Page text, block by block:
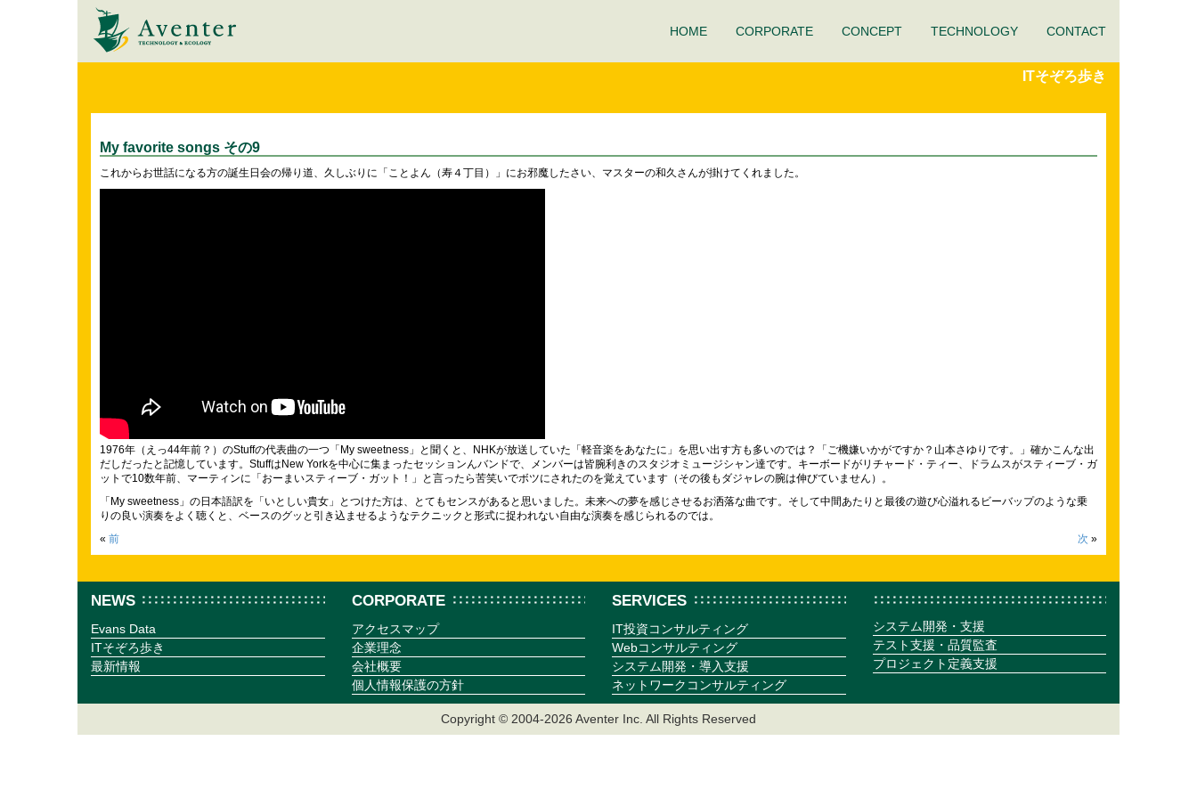
HOME CORPORATE CONCEPT TECHNOLOGY CONTACT
ITそぞろ歩き
My favorite songs その9
これからお世話になる方の誕生日会の帰り道、久しぶりに「ことよん（寿４丁目）」にお邪魔したさい、マスターの和久さんが掛けてくれました。
1976年（えっ44年前？）のStuffの代表曲の一つ「My sweetness」と聞くと、NHKが放送していた「軽音楽をあなたに」を思い出す方も多いのでは？「ご機嫌いかがですか？山本さゆりです。」確かこんな出
だしだったと記憶しています。StuffはNew Yorkを中心に集まったセッションんバンドで、メンバーは皆腕利きのスタジオミュージシャン達です。キーボードがリチャード・ティー、ドラムスがスティーブ・ガ
ットで10数年前、マーティンに「おーまいスティーブ・ガット！」と言ったら苦笑いでボツにされたのを覚えています（その後もダジャレの腕は伸びていません）。
「My sweetness」の日本語訳を「いとしい貴女」とつけた方は、とてもセンスがあると思いました。未来への夢を感じさせるお洒落な曲です。そして中間あたりと最後の遊び心溢れるビーバップのような乗
りの良い演奏をよく聴くと、ベースのグッと引き込ませるようなテクニックと形式に捉われない自由な演奏を感じられるのでは。
次 »
« 前
NEWS
Evans Data
ITそぞろ歩き
最新情報
CORPORATE
アクセスマップ
企業理念
会社概要
個人情報保護の方針
SERVICES
IT投資コンサルティング
Webコンサルティング
システム開発・導入支援
ネットワークコンサルティング
システム開発・支援
テスト支援・品質監査
プロジェクト定義支援
Copyright © 2004-2026 Aventer Inc. All Rights Reserved